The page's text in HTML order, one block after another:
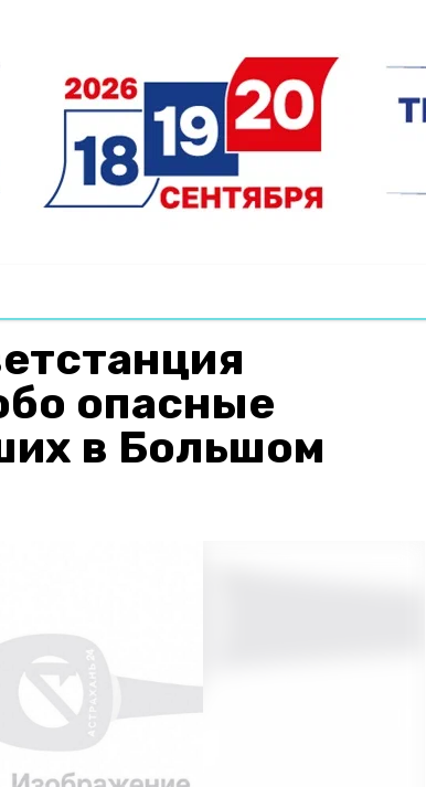
опасные
в Большом